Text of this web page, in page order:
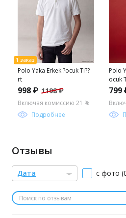
Polo Yaka Erkek ?ocuk Ti??
rt
998 ₽ 1198 ₽
Включая комиссию 21 %
Подробнее
Polo
ocuk
799
Отзывы
Дата с фото